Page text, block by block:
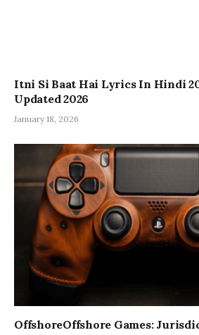
Itni Si Baat Hai Lyrics In Hindi
Updated 2026
January 18, 2026
OffshoreOffshore Games: